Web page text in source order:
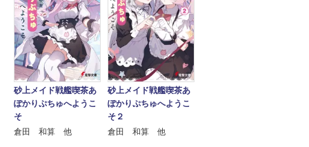
砂上メイド戦艦喫茶あ
ぽかりぷちゅへようこ
そ
倉田 和算 他
砂上メイド戦艦喫茶あ
ぽかりぷちゅへようこ
そ２
倉田 和算 他